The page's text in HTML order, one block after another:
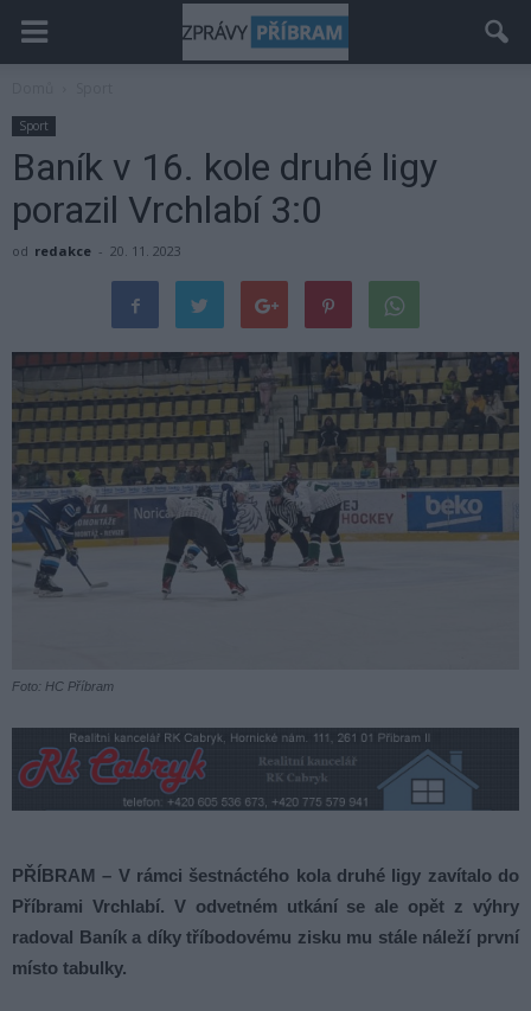
Sport
Baník v 16. kole druhé ligy
porazil Vrchlabí 3:0
od redakce - 20. 11. 2023
Foto: HC Příbram
PŘÍBRAM – V rámci šestnáctého kola druhé ligy zavítalo do
Příbrami Vrchlabí. V odvetném utkání se ale opět z výhry
radoval Baník a díky tříbodovému zisku mu stále náleží první
místo tabulky.